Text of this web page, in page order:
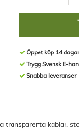
Öppet köp 14 dagar
Trygg Svensk E-
Snabba leveranser
transparenta kablar,